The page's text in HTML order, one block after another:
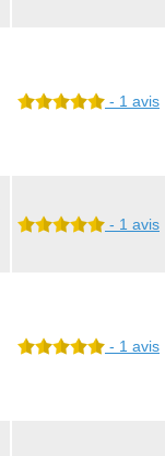
- 1 avis
- 1 avis
- 1 avis